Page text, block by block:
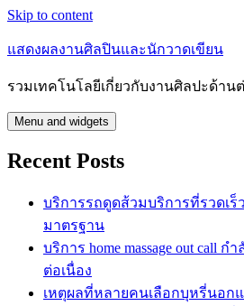
Skip to content
แสดงผลงานศิลปินและนักวาดเขียน
รวมเทคโนโลยีเกี่ยวกับงานศิลปะด้าน
Menu and widgets
Recent Posts
บริการรถดูดส้วมบริการที่รวดเร็
มาตรฐาน
บริการ home massage out call
ต่อเนื่อง
เหตุผลที่หลายคนเลือกบุหรี่นอก